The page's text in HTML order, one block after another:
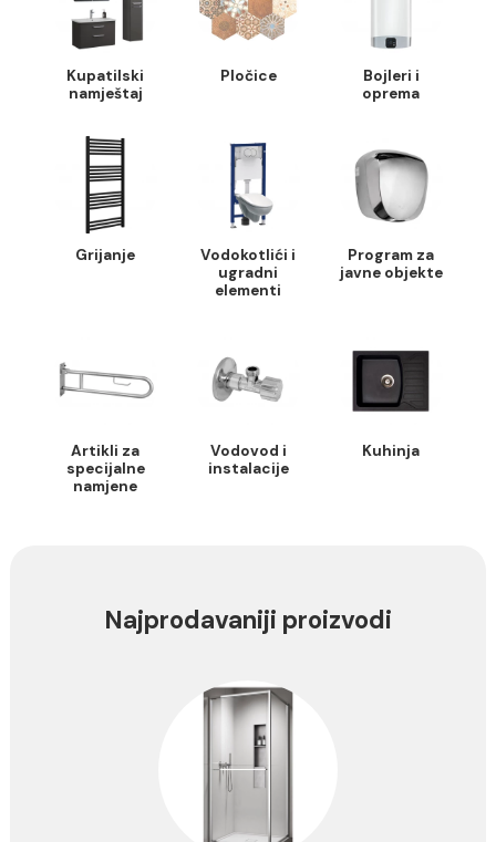
Tuševi Ogledala Oprema za
kupatilo
Kupatilski
Pločice
Bojleri i
oprema
Grijanje Vodokotlići i Program za
Vodovod i
instalacije